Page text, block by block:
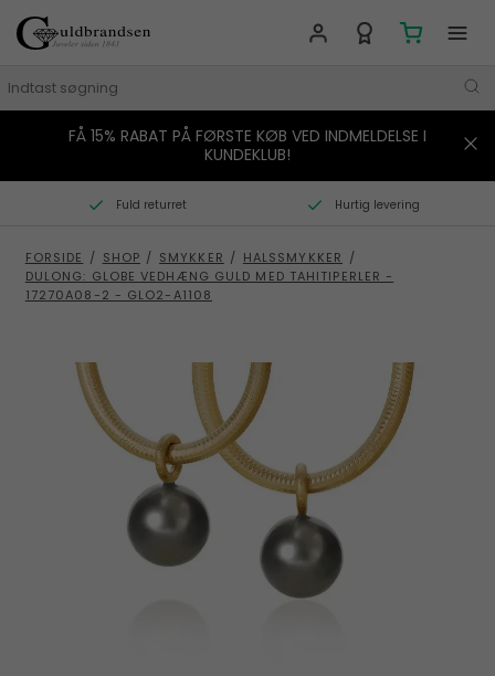
MÆRKER
SMYKKER
BOLIG
STORIES
KONTAKT OS
FÅ 15% RABAT PÅ FØRSTE KØB VED INDMELDELSE I
KUNDEKLUB!
Fuld returret Hurtig levering
FORSIDE / SHOP / SMYKKER / HALSSMYKKER /
DULONG: GLOBE VEDHÆNG GULD MED TAHITIPERLER -
17270A08-2 - GLO2-A1108